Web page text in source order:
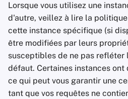
r
h
Lorsque vous utilisez une
d'autre, veillez à lire la
cette instance spécifique (si
être modifiées par leurs
susceptibles de ne pas
défaut. Certaines instances ont
ce qui peut vous garantir une
tant que vos requêtes ne